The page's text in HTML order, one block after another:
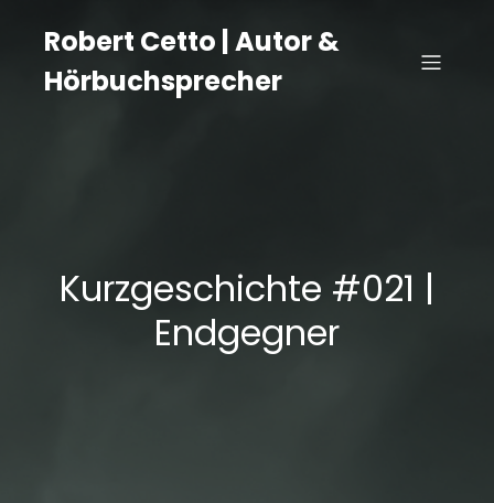
Robert Cetto | Autor &
Hörbuchsprecher
Kurzgeschichte #021 |
Endgegner